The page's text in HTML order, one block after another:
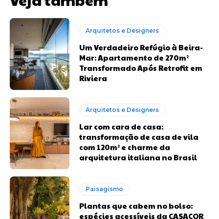
Arquitetos e Designers
Um Verdadeiro Refúgio à Beira-
Mar: Apartamento de 270m²
Transformado Após Retrofit em
Riviera
Arquitetos e Designers
Lar com cara de casa:
transformação de casa de vila
com 120m² e charme da
arquitetura italiana no Brasil
Paisagismo
Plantas que cabem no bolso:
espécies acessíveis da CASACOR